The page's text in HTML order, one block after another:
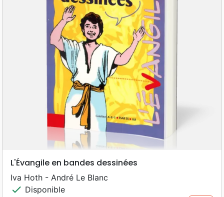
L'Évangile en bandes dessinées
Iva Hoth - André Le Blanc
check Disponible